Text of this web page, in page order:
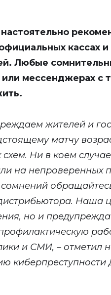
кассах
Любые
или мессенджерах с
жителей и
матчу
Ни в коем
на непроверенных
Наша
но и
и СМИ, – отметил